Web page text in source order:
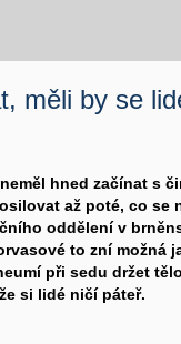
měli by se
hned začínat s
až poté, co se
oddělení v
to zní možná
při sedu držet
si lidé ničí páteř.